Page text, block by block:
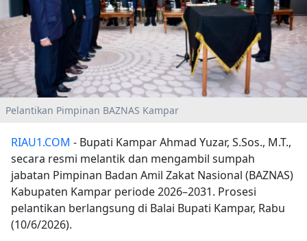
Pelantikan Pimpinan BAZNAS Kampar
RIAU1.COM - Bupati Kampar Ahmad Yuzar, S.Sos., M.T.,
secara resmi melantik dan mengambil sumpah
jabatan Pimpinan Badan Amil Zakat Nasional (BAZNAS)
Kabupaten Kampar periode 2026–2031. Prosesi
pelantikan berlangsung di Balai Bupati Kampar, Rabu
(10/6/2026).